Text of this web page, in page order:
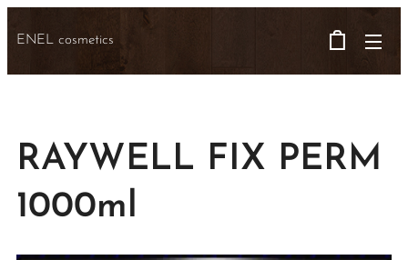
ENEL cosmetics
RAYWELL FIX PERM
1000ml